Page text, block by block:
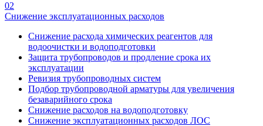
02
Снижение эксплуатационных расходов
Снижение расхода химических реагентов для
водоочистки и водоподготовки
Защита трубопроводов и продление срока их
эксплуатации
Ревизия трубопроводных систем
Подбор трубопроводной арматуры для увеличения
безаварийного срока
Снижение расходов на водоподготовку
Снижение эксплуатационных расходов ЛОС